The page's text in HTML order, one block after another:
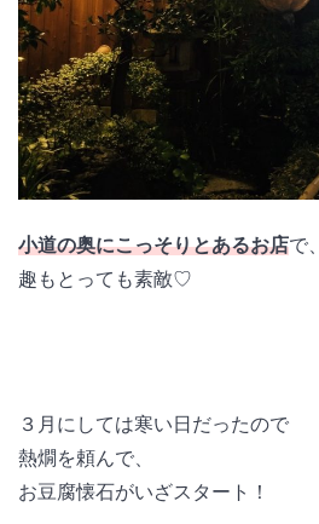
小道の奥にこっそりとあるお店で、
趣もとっても素敵♡
３月にしては寒い日だったので
熱燗を頼んで、
お豆腐懐石がいざスタート！